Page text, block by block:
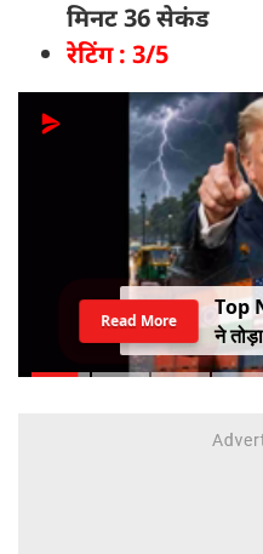
मिनट 36 सेकंड
रेटिंग : 3/5
Top
ने
Read More